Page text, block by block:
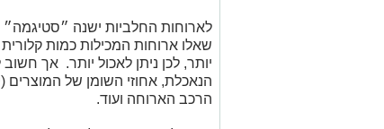
לארוחות החלביות ישנה ״סטיגמה״
שאלו ארוחות המכילות כמות
יותר, לכן ניתן לאכול יותר. אך
הרכב הארוחה ועוד.